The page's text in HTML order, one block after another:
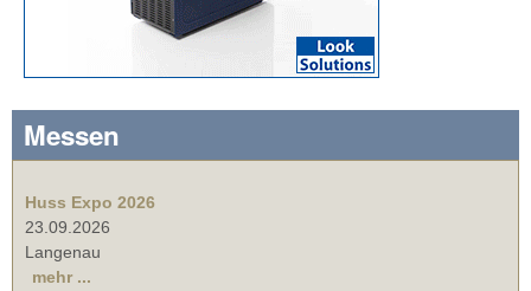
Messen
Huss Expo 2026
23.09.2026
Langenau
mehr ...